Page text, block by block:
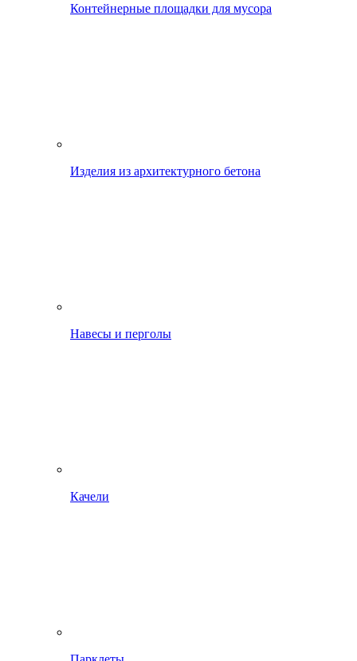
Контейнерные площадки для мусора
Изделия из архитектурного бетона
Навесы и перголы
Качели